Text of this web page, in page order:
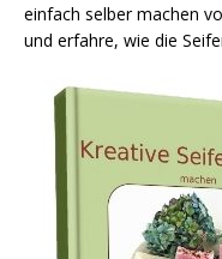
einfach selber machen
und erfahre, wie die